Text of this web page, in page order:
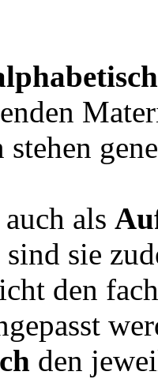
als
sie
den
den